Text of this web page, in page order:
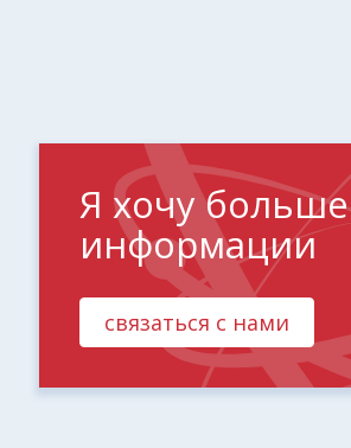
Я хочу больше
информации
связаться с нами